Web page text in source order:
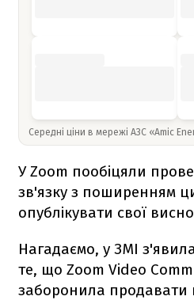
Середні ціни в мережі АЗС «Amic
У Zoom пообіцяли
зв'язку з поширенням
опублікувати свої
Нагадаємо, у ЗМІ
те, що Zoom Video
заборонила продавати